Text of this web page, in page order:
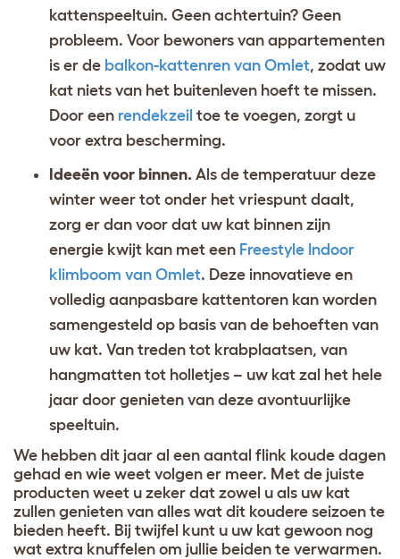
kattenspeeltuin. Geen achtertuin? Geen
probleem. Voor bewoners van appartementen
is er de balkon-kattenren van Omlet, zodat uw
kat niets van het buitenleven hoeft te missen.
Door een rendekzeil toe te voegen, zorgt u
voor extra bescherming.
Ideeën voor binnen. Als de temperatuur deze
winter weer tot onder het vriespunt daalt,
zorg er dan voor dat uw kat binnen zijn
energie kwijt kan met een Freestyle Indoor
klimboom van Omlet. Deze innovatieve en
volledig aanpasbare kattentoren kan worden
samengesteld op basis van de behoeften van
uw kat. Van treden tot krabplaatsen, van
hangmatten tot holletjes – uw kat zal het hele
jaar door genieten van deze avontuurlijke
speeltuin.
We hebben dit jaar al een aantal flink koude dagen
gehad en wie weet volgen er meer. Met de juiste
producten weet u zeker dat zowel u als uw kat
zullen genieten van alles wat dit koudere seizoen te
bieden heeft. Bij twijfel kunt u uw kat gewoon nog
wat extra knuffelen om jullie beiden te verwarmen.